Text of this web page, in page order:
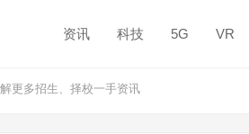
资讯 科技 5G VR
更多招生、择校一手资讯